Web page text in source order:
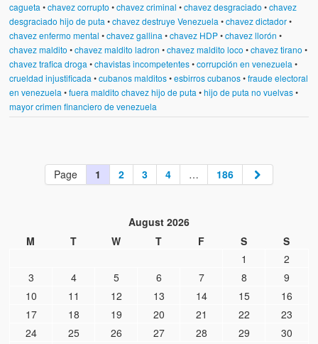
cagueta •chavez corrupto •chavez criminal •chavez desgraciado •chavez
desgraciado hijo de puta •chavez destruye Venezuela •chavez dictador•
chavez enfermo mental •chavez gallina •chavez HDP•chavez llorón •
chavez maldito •chavez maldito ladron •chavez maldito loco •chavez tirano •
chavez trafica droga •chavistas incompetentes•corrupción en venezuela •
crueldad injustificada •cubanos malditos•esbirros cubanos•fraude electoral
en venezuela •fuera maldito chavez hijo de puta •hijo de puta no vuelvas•
mayor crimen financiero de venezuela
Page 1 2 3 4 … 186
August 2026
M
T W T F S
S
1
2
3
4 5 6 7 8
9
10
11 12 13 14 15
16
17
18 19 20 21 22
23
24
25 26 27 28 29 30